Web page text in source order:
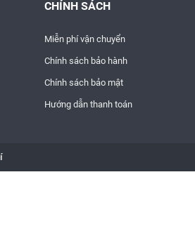
CHÍNH SÁCH
Miễn phí vận chuyển
Chính sách bảo hành
Chính sách bảo mật
Hướng dẫn thanh toán